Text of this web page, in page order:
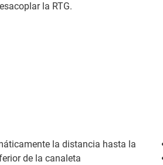
la RTG.
la distancia hasta la
de la canaleta